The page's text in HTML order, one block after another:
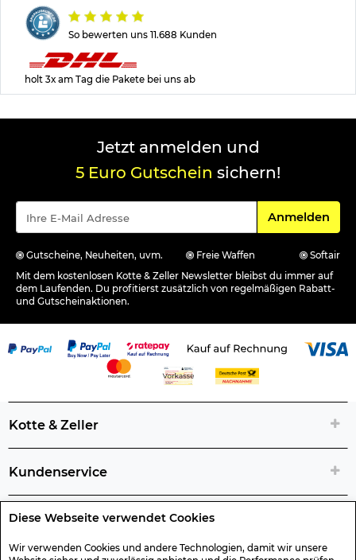
Diese Webseite verwendet Cookies
Wir verwenden Cookies und andere Technologien, damit wir unsere
So bewerten uns 11.688 Kunden
holt 3x am Tag die Pakete bei uns ab
Jetzt anmelden und
5 Euro Gutschein sichern!
Für den
Anmelden
Gutscheine, Neuheiten, uvm. Freie Waffen
Softair
Mit dem kostenlosen Kotte & Zeller Newsletter bleibst du immer auf
dem Laufenden. Du profitierst zusätzlich von regelmäßigen Rabatt-
und Gutscheinaktionen.
Kotte & Zeller
Kundenservice
Rechtliche Artikelinfos